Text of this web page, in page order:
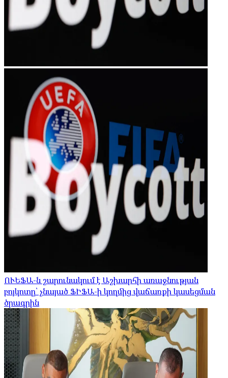
ՈՒԵՖԱ-ն շարունակում է Աշխարհի առաջնության
բոյկոտը՝ չնայած ՖԻՖԱ-ի կողմից վաճառքի կասեցման
ծրագրին